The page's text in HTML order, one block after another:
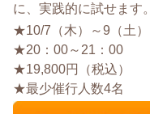
に、実践的に試せます。
★10/7（木）～9（土）
★20：00～21：00
★19,800円（税込）
★最少催行人数4名